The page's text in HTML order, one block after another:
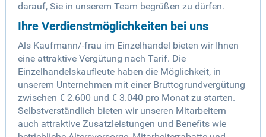
darauf, Sie in unserem Team begrüßen zu dürfen.
Ihre Verdienstmöglichkeiten bei uns
Als Kaufmann/-frau im Einzelhandel bieten wir Ihnen
eine attraktive Vergütung nach Tarif. Die
Einzelhandelskaufleute haben die Möglichkeit, in
unserem Unternehmen mit einer Bruttogrundvergütung
zwischen € 2.600 und € 3.040 pro Monat zu starten.
Selbstverständlich bieten wir unseren Mitarbeitern
auch attraktive Zusatzleistungen und Benefits wie